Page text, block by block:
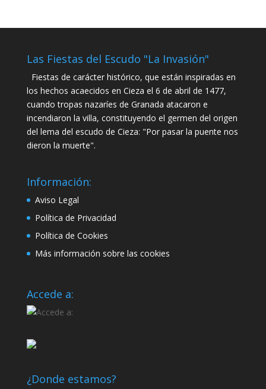
Las Fiestas del Escudo "La Invasión"
Fiestas de carácter histórico, que están inspiradas en
los hechos acaecidos en Cieza el 6 de abril de 1477,
cuando tropas nazaríes de Granada atacaron e
incendiaron la villa, constituyendo el germen del origen
del lema del escudo de Cieza: "Por pasar la puente nos
dieron la muerte".
Información:
Aviso Legal
Política de Privacidad
Política de Cookies
Más información sobre las cookies
Accede a:
¿Donde estamos?